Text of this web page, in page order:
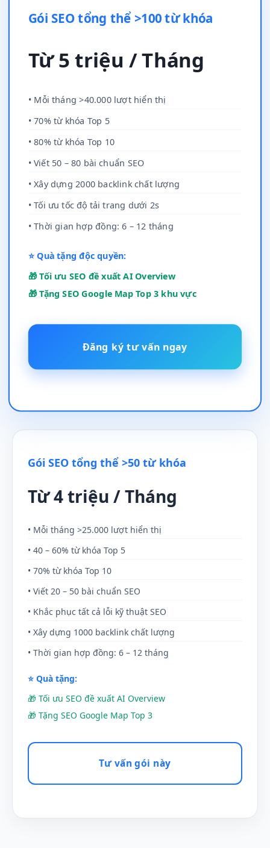
Gói SEO tổng thể >100 từ khóa
Từ 5 triệu / Tháng
• Mỗi tháng >40.000 lượt hiển thị
• 70% từ khóa Top 5
• 80% từ khóa Top 10
• Viết 50 – 80 bài chuẩn SEO
• Xây dựng 2000 backlink chất lượng
• Tối ưu tốc độ tải trang dưới 2s
• Thời gian hợp đồng: 6 – 12 tháng
⭐ Quà tặng độc quyền:
🎁 Tối ưu SEO đề xuất AI Overview
🎁 Tặng SEO Google Map Top 3 khu vực
Đăng ký tư vấn ngay
Gói SEO tổng thể >50 từ khóa
Từ 4 triệu / Tháng
• Mỗi tháng >25.000 lượt hiển thị
• 40 – 60% từ khóa Top 5
• 70% từ khóa Top 10
• Viết 20 – 50 bài chuẩn SEO
• Khắc phục tất cả lỗi kỹ thuật SEO
• Xây dựng 1000 backlink chất lượng
• Thời gian hợp đồng: 6 – 12 tháng
⭐ Quà tặng:
🎁 Tối ưu SEO đề xuất AI Overview
🎁 Tặng SEO Google Map Top 3
Tư vấn gói này